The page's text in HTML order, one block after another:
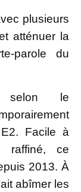
plusieurs
atténuer la
parole du
selon le
Facile à
raffiné, ce
2013. À
abîmer les